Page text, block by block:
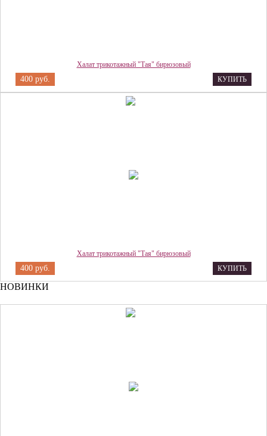
Халат трикотажный "Тая" бирюзовый
400 руб. КУПИТЬ
Халат трикотажный "Тая" бирюзовый
400 руб. КУПИТЬ
НОВИНКИ